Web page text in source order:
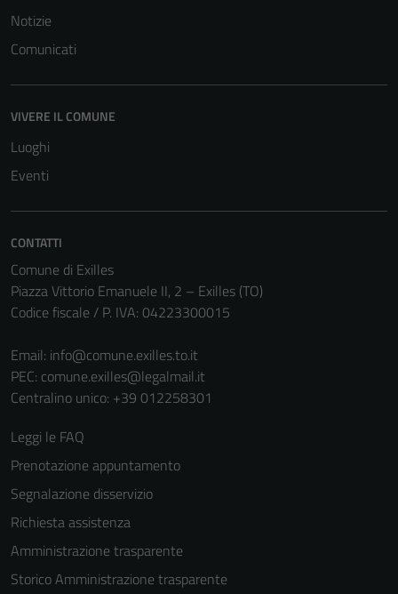
Notizie
Comunicati
VIVERE IL COMUNE
Luoghi
Eventi
CONTATTI
Comune di Exilles
Piazza Vittorio Emanuele II, 2 – Exilles (TO)
Codice fiscale / P. IVA: 04223300015
Email: info@comune.exilles.to.it
PEC: comune.exilles@legalmail.it
Centralino unico: +39 012258301
Leggi le FAQ
Prenotazione appuntamento
Segnalazione disservizio
Richiesta assistenza
Amministrazione trasparente
Storico Amministrazione trasparente